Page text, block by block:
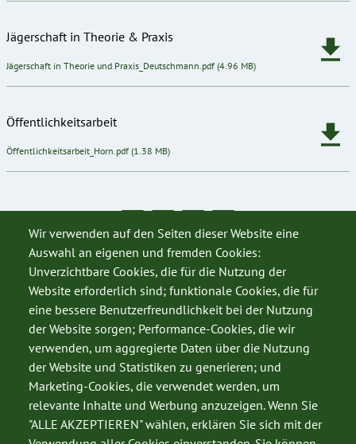
Jägerschaft in Theorie & Praxis
Dokument
Jägerschaft in Theorie und Praxis_Deutschmann.pdf (4.96 MB)
Öffentlichkeitsarbeit
Dokument
Öffentlichkeitsarbeit_Horn.pdf (1.38 MB)
Wir verwenden auf den Seiten dieser Website eine
Auswahl an eigenen und fremden Cookies:
Unverzichtbare Cookies, die für die Nutzung der
Website erforderlich sind; funktionale Cookies, die für
eine bessere Benutzerfreundlichkeit bei der Nutzung
der Website sorgen; Performance-Cookies, die wir
verwenden, um aggregierte Daten über die Nutzung
der Website und Statistiken zu generieren; und
Marketing-Cookies, die verwendet werden, um
relevante Inhalte und Werbung anzuzeigen. Wenn Sie
"ALLE AKZEPTIEREN" wählen, erklären Sie sich mit der